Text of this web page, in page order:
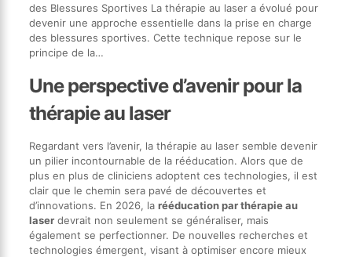
des Blessures Sportives La thérapie au laser a évolué pour
devenir une approche essentielle dans la prise en charge
des blessures sportives. Cette technique repose sur le
principe de la…
Une perspective d’avenir pour la
thérapie au laser
Regardant vers l’avenir, la thérapie au laser semble devenir
un pilier incontournable de la rééducation. Alors que de
plus en plus de cliniciens adoptent ces technologies, il est
clair que le chemin sera pavé de découvertes et
d’innovations. En 2026, la rééducation par thérapie au
laserdevrait non seulement se généraliser, mais
également se perfectionner. De nouvelles recherches et
technologies émergent, visant à optimiser encore mieux